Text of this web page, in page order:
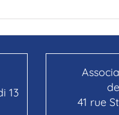
13
41 rue